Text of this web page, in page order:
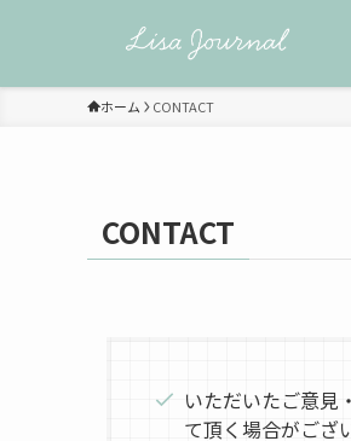
ホーム CONTACT
CONTACT
いただいたご意見
て頂く場合がござ